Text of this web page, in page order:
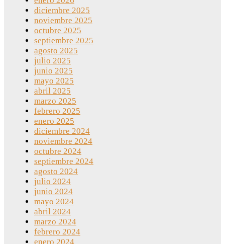
diciembre 2025
noviembre 2025
octubre 2025
septiembre 2025
agosto 2025
julio 2025
junio 2025
mayo 2025
abril 2025
marzo 2025
febrero 2025
enero 2025
diciembre 2024
noviembre 2024
octubre 2024
septiembre 2024
agosto 2024
julio 2024
junio 2024
mayo 2024
abril 2024
marzo 2024
febrero 2024
enero 2024